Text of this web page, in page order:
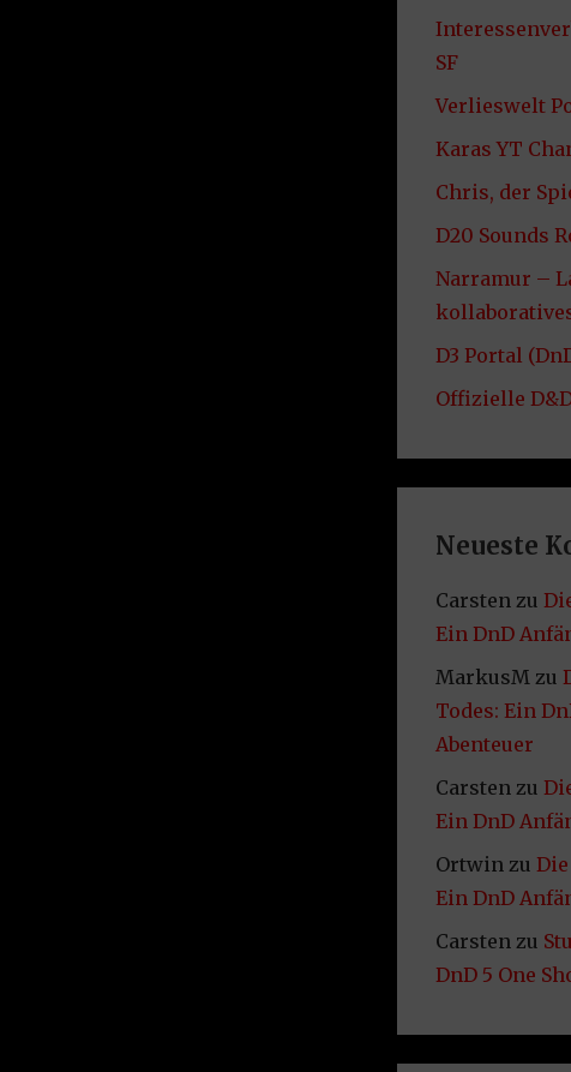
SF
Verlieswelt
Karas YT
Chris, der
D20 Sounds
Narramur –
D3 Portal
Offizielle
Neueste
Carstenzu
Ein DnD
MarkusMzu
Todes: Ein
Abenteuer
Carstenzu
Ein DnD
Ortwinzu
Ein DnD
Carstenzu
DnD 5 One